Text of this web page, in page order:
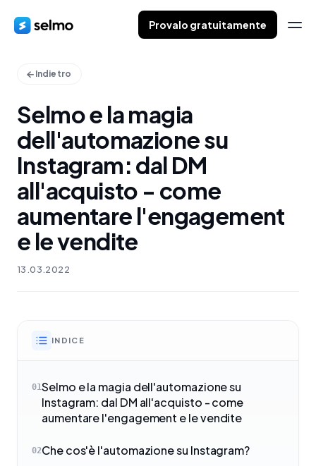
Provalo gratuitamente
Indietro
Selmo e la magia
dell'automazione su
Instagram: dal DM
all'acquisto - come
aumentare l'engagement
e le vendite
13.03.2022
INDICE
01Selmo e la magia dell'automazione su
Instagram: dal DM all'acquisto - come
aumentare l'engagement e le vendite
02Che cos'è l'automazione su Instagram?